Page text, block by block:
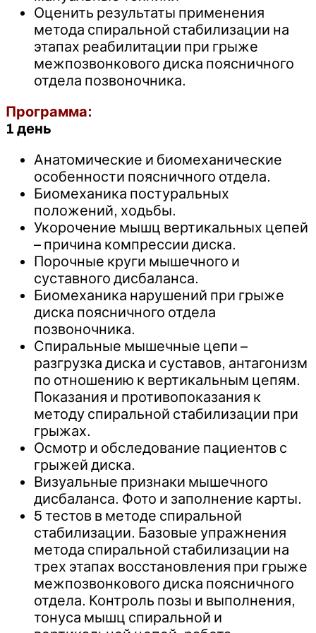
Оценить результаты применения
метода спиральной стабилизации на
этапах реабилитации при грыже
межпозвонкового диска поясничного
отдела позвоночника.
Программа:
1 день
Анатомические и биомеханические
особенности поясничного отдела.
Биомеханика постуральных
положений, ходьбы.
Укорочение мышц вертикальных цепей
– причина компрессии диска.
Порочные круги мышечного и
суставного дисбаланса.
Биомеханика нарушений при грыже
диска поясничного отдела
позвоночника.
Спиральные мышечные цепи –
разгрузка диска и суставов, антагонизм
по отношению к вертикальным цепям.
Показания и противопоказания к
методу спиральной стабилизации при
грыжах.
Осмотр и обследование пациентов с
грыжей диска.
Визуальные признаки мышечного
дисбаланса. Фото и заполнение карты.
5 тестов в методе спиральной
стабилизации. Базовые упражнения
метода спиральной стабилизации на
трех этапах восстановления при грыже
межпозвонкового диска поясничного
отдела. Контроль позы и выполнения,
тонуса мышц спиральной и